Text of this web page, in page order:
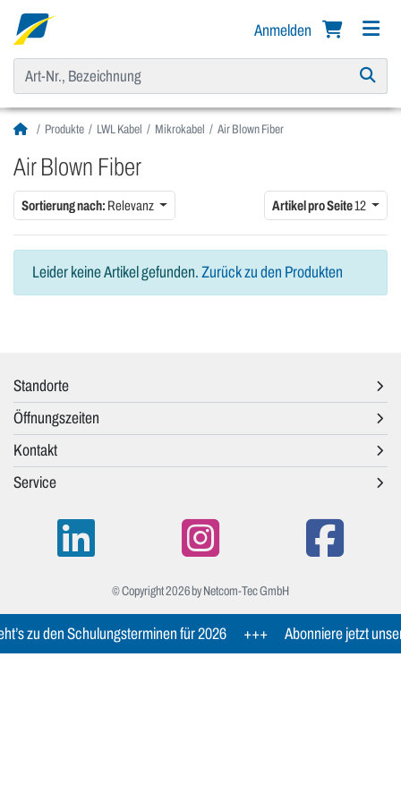
Anmelden
Produkte LWL Kabel Mikrokabel Air Blown Fiber
Air Blown Fiber
Sortierung nach: Relevanz Artikel pro Seite12
Leider keine Artikel gefunden. Zurück zu den Produkten
Standorte
Öffnungszeiten
Kontakt
Service
© Copyright 2026 by Netcom-Tec GmbH
zu den Schulungsterminen für 2026 +++ Abonniere jetzt